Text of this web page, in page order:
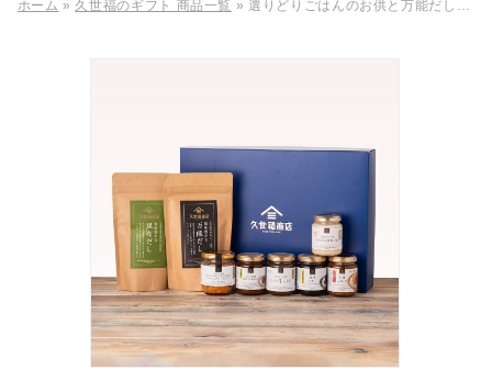
ホーム » 久世福のギフト 商品一覧 » 選りどりごはんのお供と万能だしのギフト